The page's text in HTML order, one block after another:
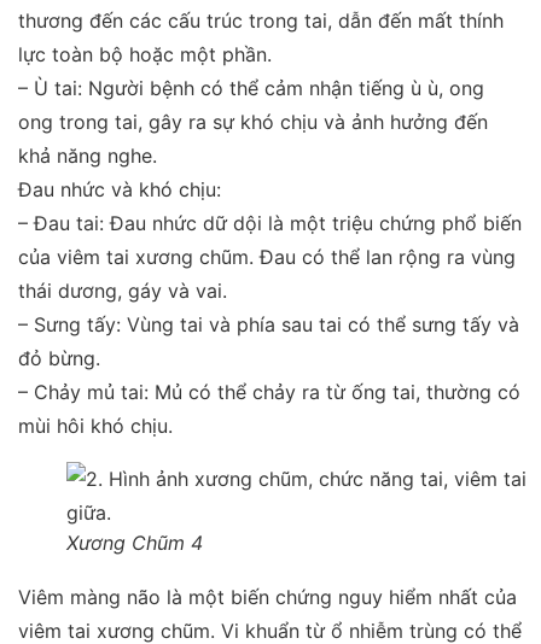
thương đến các cấu trúc trong tai, dẫn đến mất thính
lực toàn bộ hoặc một phần.
– Ù tai: Người bệnh có thể cảm nhận tiếng ù ù, ong
ong trong tai, gây ra sự khó chịu và ảnh hưởng đến
khả năng nghe.
Đau nhức và khó chịu:
– Đau tai: Đau nhức dữ dội là một triệu chứng phổ biến
của viêm tai xương chũm. Đau có thể lan rộng ra vùng
thái dương, gáy và vai.
– Sưng tấy: Vùng tai và phía sau tai có thể sưng tấy và
đỏ bừng.
– Chảy mủ tai: Mủ có thể chảy ra từ ống tai, thường có
mùi hôi khó chịu.
Xương Chũm 4
Viêm màng não là một biến chứng nguy hiểm nhất của
viêm tai xương chũm. Vi khuẩn từ ổ nhiễm trùng có thể